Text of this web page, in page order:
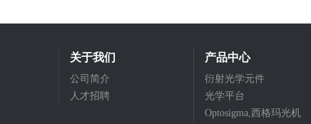
关于我们
公司简介
人才招聘
产品中心
衍射光学元件
光学平台
Optosigma,西格玛光机